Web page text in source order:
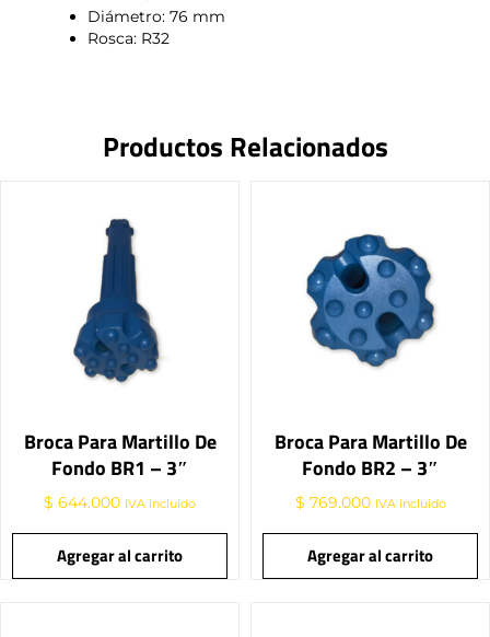
Diámetro: 76 mm
Rosca: R32
Productos Relacionados
Broca Para Martillo De
Fondo BR1 – 3″
$ 644.000 IVA incluido
Agregar al carrito
Broca Para Martillo De
Fondo BR2 – 3″
$ 769.000 IVA incluido
Agregar al carrito